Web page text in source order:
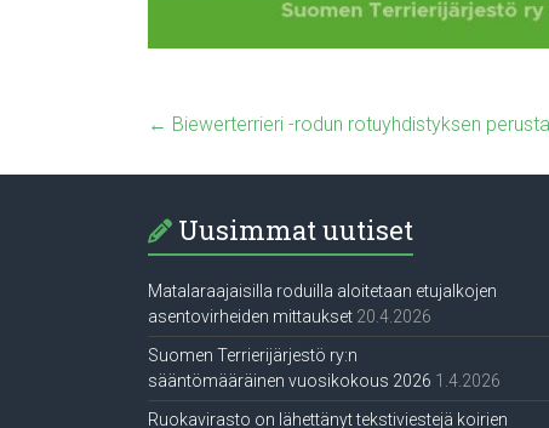
← Biewerterrieri -rodun rotuyhdistyksen
Uusimmat uutiset
Matalaraajaisilla roduilla aloitetaan etujalkojen
asentovirheiden mittaukset 20.4.2026
Suomen Terrierijärjestö ry:n
sääntömääräinen vuosikokous 2026 1.4.2026
Ruokavirasto on lähettänyt tekstiviestejä koirien